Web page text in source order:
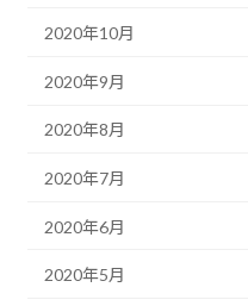
2020年10月
2020年9月
2020年8月
2020年7月
2020年6月
2020年5月